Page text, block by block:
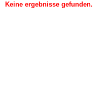
Keine ergebnisse gefunden.